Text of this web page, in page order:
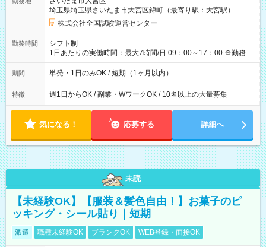
例】 ・河合塾模擬試験 8:30～17:30（休憩1時間） 時給1,300円
×8時間＝日収10,400円＋交通費 ※当日の役割により時給＋100
円の場合あり ・国家試験 7:00～13:30（休憩なし） 時給1,300
円（役割手当＋100円）×6時間＝日収8,400円＋交通費 【試用期
間】試用期間なし
埼玉県埼玉県さいたま市大宮区錦町（最寄り駅：大宮駅）
株式会社全国試験運営センター
勤務時間
シフト制
1日あたりの実働時間：最大7時間/日 09：00～17：00 ※勤務時
間は 試験により異なります。
期間 単発・1日のみOK / 短期（1ヶ月以内）
特徴 週1日からOK / 副業・WワークOK / 10名以上の大量募集
気になる！ 応募する 詳細へ
未読
【未経験OK】【服装＆髪色自由！】お菓子のピ
ッキング・シール貼り｜短期
派遣 職種未経験OK ブランクOK WEB登録・面接OK